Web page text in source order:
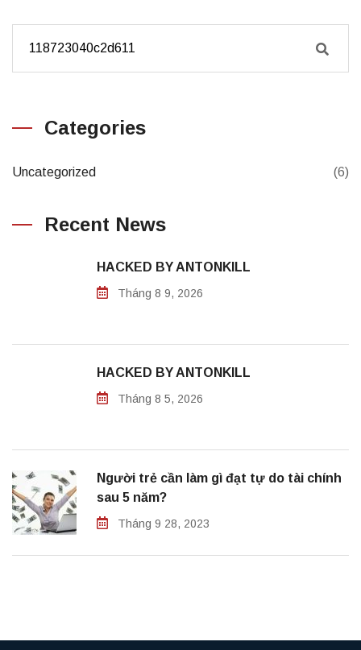
Categories
Uncategorized (6)
Recent News
HACKED BY ANTONKILL
Tháng 8 9, 2026
HACKED BY ANTONKILL
Tháng 8 5, 2026
Người trẻ cần làm gì đạt tự do tài chính
sau 5 năm?
Tháng 9 28, 2023